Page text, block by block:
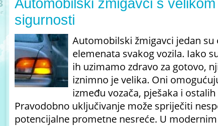
Automobilski žmigavci s
sigurnosti
Automobilski žmigavci jedan
elemenata svakog vozila. Iako
ih uzimamo zdravo za gotovo,
iznimno je velika. Oni
između vozača, pješaka i
Pravodobno uključivanje može spriječiti
potencijalne prometne nesreće. U